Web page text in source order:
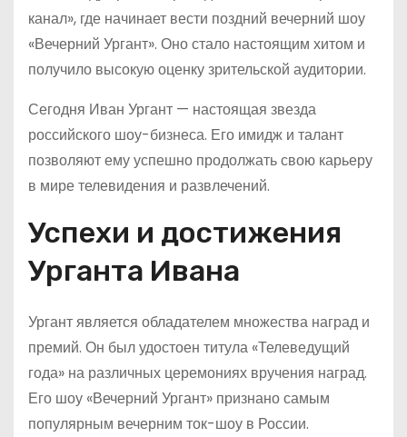
канал», где начинает вести поздний вечерний шоу
«Вечерний Ургант». Оно стало настоящим хитом и
получило высокую оценку зрительской аудитории.
Сегодня Иван Ургант — настоящая звезда
российского шоу-бизнеса. Его имидж и талант
позволяют ему успешно продолжать свою карьеру
в мире телевидения и развлечений.
Успехи и достижения
Урганта Ивана
Ургант является обладателем множества наград и
премий. Он был удостоен титула «Телеведущий
года» на различных церемониях вручения наград.
Его шоу «Вечерний Ургант» признано самым
популярным вечерним ток-шоу в России.